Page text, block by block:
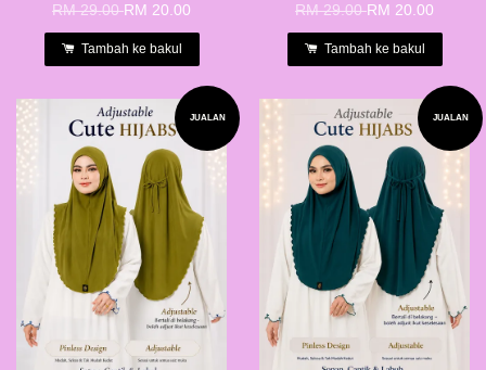
RM 29.00RM 20.00
Tambah ke bakul
RM 29.00RM 20.00
Tambah ke bakul
JUALAN JUALAN